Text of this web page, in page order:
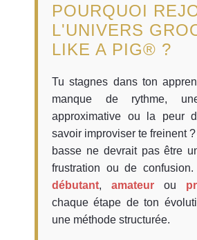
POURQUOI
L'UNIVERS
LIKE A PIG® ?
Tu stagnes dans ton
manque de rythme,
approximative ou la peur
savoir improviser te freinent
basse ne devrait pas être
frustration ou de
débutant, amateur ou
chaque étape de ton
une méthode structurée.